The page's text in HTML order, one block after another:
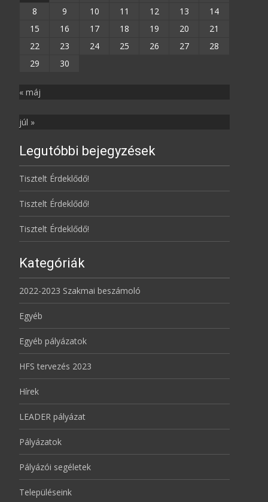
8
9 10 11 12 13
14
15
16 17 18 19 20
21
22
23 24 25 26 27
28
29
30
« máj
júl »
Legutóbbi bejegyzések
Tisztelt Érdeklődő!
Tisztelt Érdeklődő!
Tisztelt Érdeklődő!
Kategóriák
2022-2023 Szakmai beszámoló
Egyéb
Egyéb pályázatok
HFS tervezés 2023
Hírek
LEADER pályázat
Pályázatok
Pályázói segéletek
Településeink